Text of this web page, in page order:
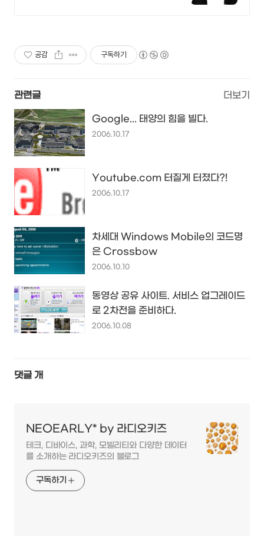
공감 구독하기
관련글 더보기
Google... 태양의 힘을 빌다.
2006.10.17
Youtube.com 터질게 터졌다?!
2006.10.17
차세대 Windows Mobile의 코드명
은 Crossbow
2006.10.10
동영상 공유 사이트. 서비스 업그레이드
로 2차전을 준비하다.
2006.10.08
댓글 개
NEOEARLY* by 라디오키즈
테크, 디바이스, 과학, 모빌리티와 다양한 데이터
를 소개하는 라디오키즈의 블로그
구독하기